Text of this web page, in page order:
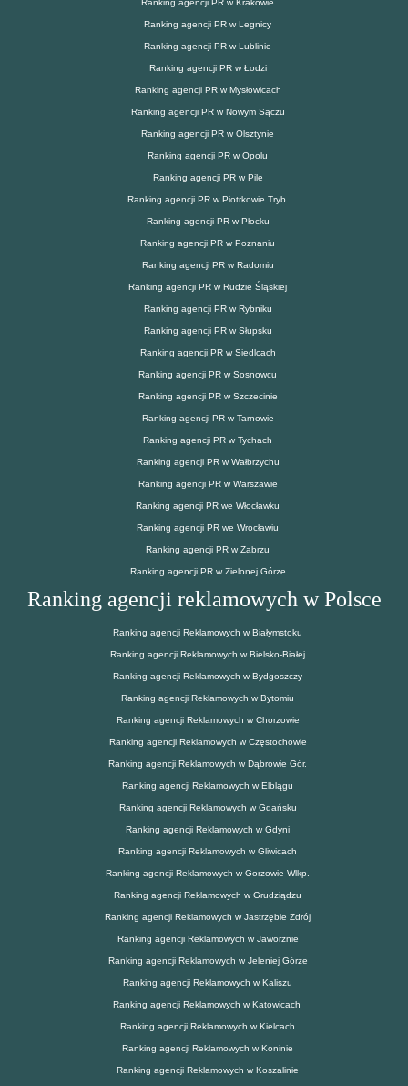
Ranking agencji PR w Krakowie
Ranking agencji PR w Legnicy
Ranking agencji PR w Lublinie
Ranking agencji PR w Łodzi
Ranking agencji PR w Mysłowicach
Ranking agencji PR w Nowym Sączu
Ranking agencji PR w Olsztynie
Ranking agencji PR w Opolu
Ranking agencji PR w Pile
Ranking agencji PR w Piotrkowie Tryb.
Ranking agencji PR w Płocku
Ranking agencji PR w Poznaniu
Ranking agencji PR w Radomiu
Ranking agencji PR w Rudzie Śląskiej
Ranking agencji PR w Rybniku
Ranking agencji PR w Słupsku
Ranking agencji PR w Siedlcach
Ranking agencji PR w Sosnowcu
Ranking agencji PR w Szczecinie
Ranking agencji PR w Tarnowie
Ranking agencji PR w Tychach
Ranking agencji PR w Wałbrzychu
Ranking agencji PR w Warszawie
Ranking agencji PR we Włocławku
Ranking agencji PR we Wrocławiu
Ranking agencji PR w Zabrzu
Ranking agencji PR w Zielonej Górze
Ranking agencji reklamowych w Polsce
Ranking agencji Reklamowych w Białymstoku
Ranking agencji Reklamowych w Bielsko-Białej
Ranking agencji Reklamowych w Bydgoszczy
Ranking agencji Reklamowych w Bytomiu
Ranking agencji Reklamowych w Chorzowie
Ranking agencji Reklamowych w Częstochowie
Ranking agencji Reklamowych w Dąbrowie Gór.
Ranking agencji Reklamowych w Elblągu
Ranking agencji Reklamowych w Gdańsku
Ranking agencji Reklamowych w Gdyni
Ranking agencji Reklamowych w Gliwicach
Ranking agencji Reklamowych w Gorzowie Wlkp.
Ranking agencji Reklamowych w Grudziądzu
Ranking agencji Reklamowych w Jastrzębie Zdrój
Ranking agencji Reklamowych w Jaworznie
Ranking agencji Reklamowych w Jeleniej Górze
Ranking agencji Reklamowych w Kaliszu
Ranking agencji Reklamowych w Katowicach
Ranking agencji Reklamowych w Kielcach
Ranking agencji Reklamowych w Koninie
Ranking agencji Reklamowych w Koszalinie